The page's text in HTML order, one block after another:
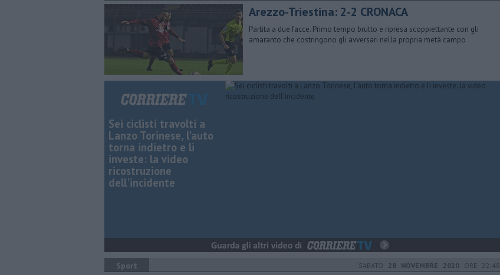
Arezzo-Triestina: 2-2 CRONACA
Partita a due facce. Primo tempo brutto e ripresa scoppiettante con gli
amaranto che costringono gli avversari nella propria metà campo
Sei ciclisti travolti a
Lanzo Torinese, l’auto
torna indietro e li
investe: la video
ricostruzione
dell'incidente
Sport SABATO 28 NOVEMBRE 2020 ORE 22:48